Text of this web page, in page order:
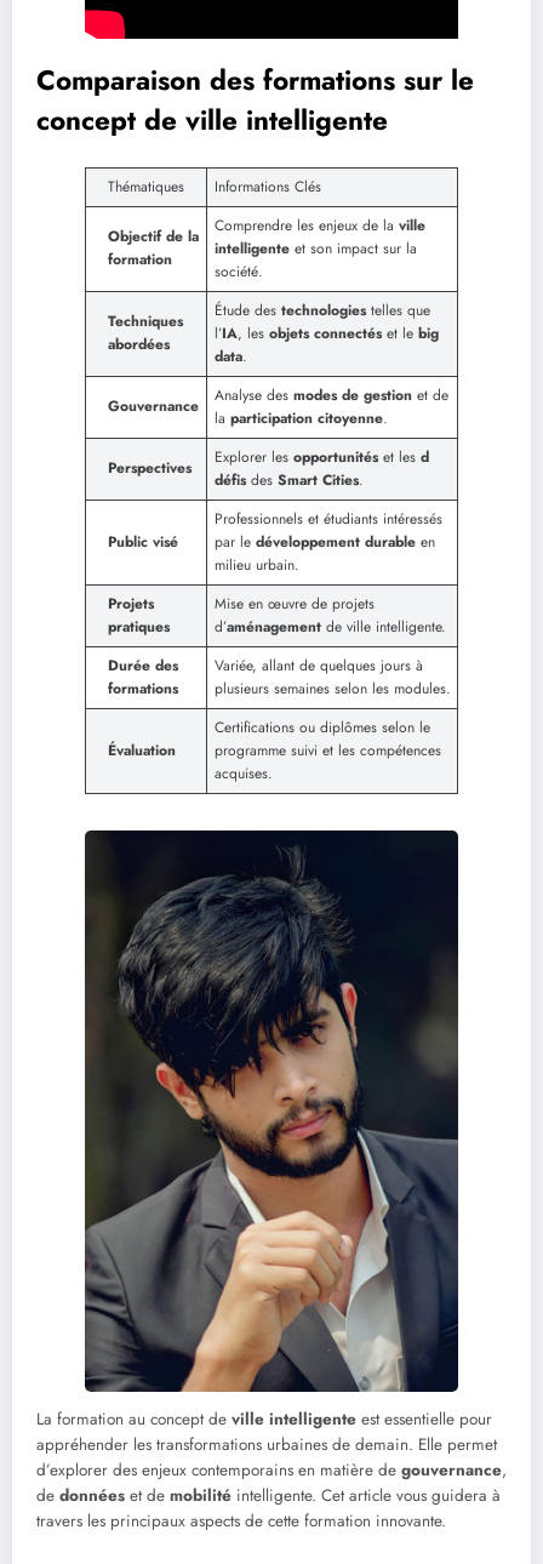
Comparaison des formations sur le
concept de ville intelligente
Thématiques Informations Clés
Objectif de la
formation
Comprendre les enjeux de la ville
intelligente et son impact sur la
société.
Techniques
abordées
Étude des technologiestelles que
l’IA, les objets connectéset le big
data.
Gouvernance Analyse des modes de gestion et de
la participation citoyenne.
Perspectives Explorer les opportunitéset les d
défisdes Smart Cities.
Public visé
Professionnels et étudiants intéressés
par le développement durable en
milieu urbain.
Projets
pratiques
Mise en œuvre de projets
d’aménagement de ville intelligente.
Durée des
formations
Variée, allant de quelques jours à
plusieurs semaines selon les modules.
Évaluation
Certifications ou diplômes selon le
programme suivi et les compétences
acquises.
La formation au concept de ville intelligente est essentielle pour
appréhender les transformations urbaines de demain. Elle permet
d’explorer des enjeux contemporains en matière de gouvernance,
de données et de mobilité intelligente. Cet article vous guidera à
travers les principaux aspects de cette formation innovante.